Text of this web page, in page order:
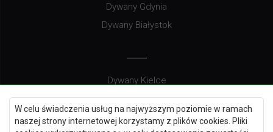
W celu świadczenia usług na najwyższym poziomie w ramach
naszej strony internetowej korzystamy z plików cookies. Pliki
Dywany Gdynia
Dywany Białystok
Dywany Kielce
Dywany Gdańsk
Dywany Toruń